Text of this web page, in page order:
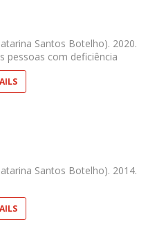
Santos Botelho). 2020.
pessoas com deficiência
Santos Botelho). 2014.